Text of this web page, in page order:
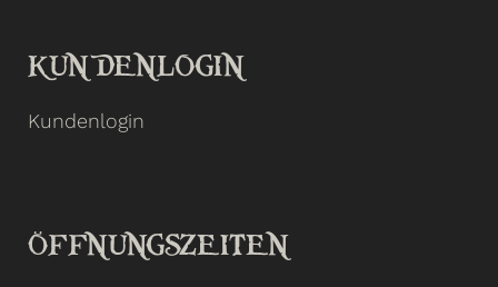
KUNDENLOGIN
Kundenlogin
ÖFFNUNGSZEITEN